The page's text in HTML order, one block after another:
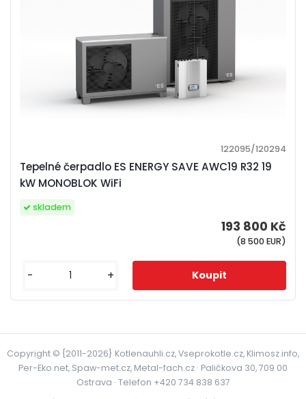
Tepelné čerpadlo ES ENERGY SAVE AWC19 R32 19
kW MONOBLOK WiFi
122095/120294
193 800 Kč
(8 500 EUR)
skladem
- +
Copyright © {2011-2026} Kotlenauhli.cz, Vseprokotle.cz, Klimosz.info,
Per-Eko.net, Spaw-met.cz, Metal-fach.cz · Paličkova 30, 709 00
Ostrava · Telefon +420 734 838 637